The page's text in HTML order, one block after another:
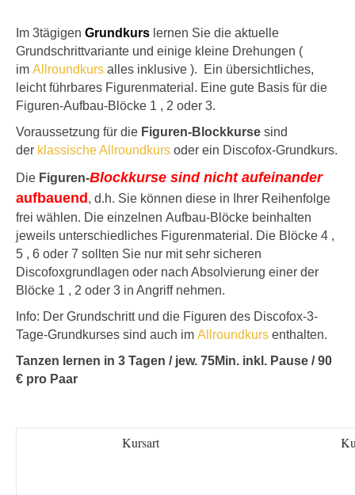
Im 3tägigen Grundkurs lernen Sie die aktuelle
Grundschrittvariante und einige kleine Drehungen (
im Allroundkurs alles inklusive ). Ein übersichtliches,
leicht führbares Figurenmaterial. Eine gute Basis für die
Figuren-Aufbau-Blöcke 1 , 2 oder 3.
Voraussetzung für die Figuren-Blockkurse sind
der klassische Allroundkurs oder ein Discofox-Grundkurs.
Die Figuren-Blockkurse sind nicht aufeinander
aufbauend, d.h. Sie können diese in Ihrer Reihenfolge
frei wählen. Die einzelnen Aufbau-Blöcke beinhalten
jeweils unterschiedliches Figurenmaterial. Die Blöcke 4 ,
5 , 6 oder 7 sollten Sie nur mit sehr sicheren
Discofoxgrundlagen oder nach Absolvierung einer der
Blöcke 1 , 2 oder 3 in Angriff nehmen.
Info: Der Grundschritt und die Figuren des Discofox-3-
Tage-Grundkurses sind auch im Allroundkurs enthalten.
Tanzen lernen in 3 Tagen / jew. 75Min. inkl. Pause / 90
€ pro Paar
Kur­sart